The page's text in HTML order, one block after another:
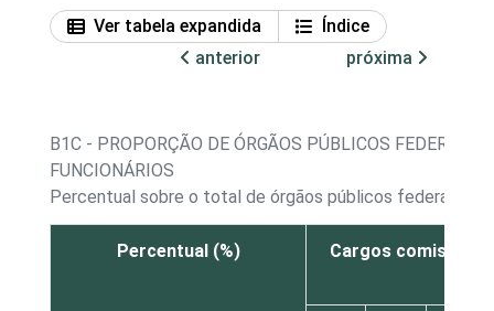
Ver tabela expandida
Índice
anterior
próxima
B1C - PROPORÇÃO DE ÓRGÃOS PÚBLICOS FEDERAIS
FUNCIONÁRIOS
Percentual sobre o total de órgãos públicos federais e
Percentual (%) Cargos